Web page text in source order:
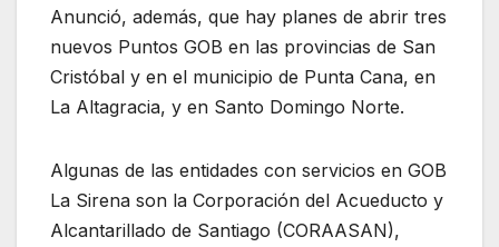
Anunció, además, que hay planes de abrir tres
nuevos Puntos GOB en las provincias de San
Cristóbal y en el municipio de Punta Cana, en
La Altagracia, y en Santo Domingo Norte.
Algunas de las entidades con servicios en GOB
La Sirena son la Corporación del Acueducto y
Alcantarillado de Santiago (CORAASAN),